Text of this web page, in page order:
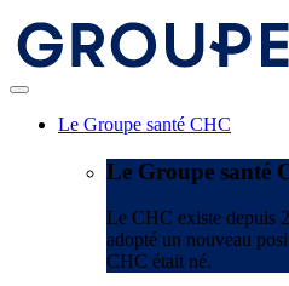
Le Groupe santé CHC
Le Groupe santé
Le CHC existe depuis
adopté un nouveau
CHC était né.